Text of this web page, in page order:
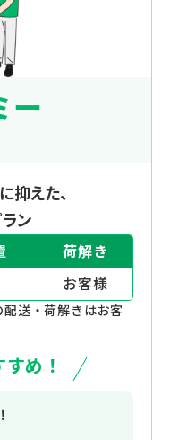
ー
抑えた、
ン
荷解き
お客様
送・荷解きはお客
め！